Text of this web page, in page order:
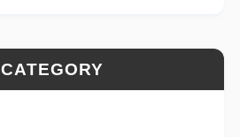
CATEGORY